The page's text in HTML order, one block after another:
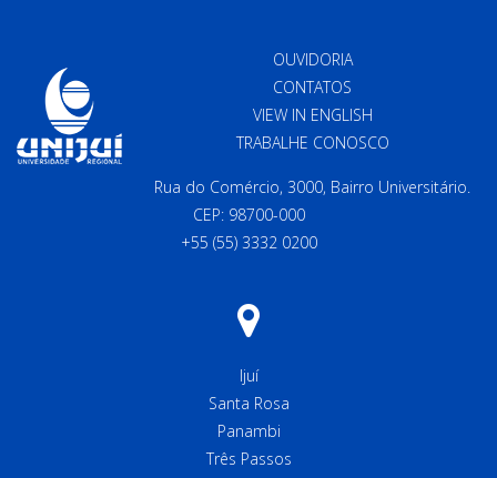
OUVIDORIA
CONTATOS
VIEW IN ENGLISH
TRABALHE CONOSCO
Rua do Comércio, 3000, Bairro Universitário.
CEP: 98700-000
+55 (55) 3332 0200
Ijuí
Santa Rosa
Panambi
Três Passos